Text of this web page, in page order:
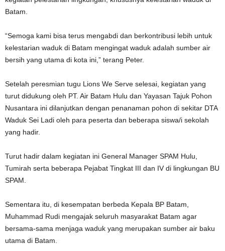
Batam.
“Semoga kami bisa terus mengabdi dan berkontribusi lebih untuk
kelestarian waduk di Batam mengingat waduk adalah sumber air
bersih yang utama di kota ini,” terang Peter.
Setelah peresmian tugu Lions We Serve selesai, kegiatan yang
turut didukung oleh PT. Air Batam Hulu dan Yayasan Tajuk Pohon
Nusantara ini dilanjutkan dengan penanaman pohon di sekitar DTA
Waduk Sei Ladi oleh para peserta dan beberapa siswa/i sekolah
yang hadir.
Turut hadir dalam kegiatan ini General Manager SPAM Hulu,
Tumirah serta beberapa Pejabat Tingkat III dan IV di lingkungan BU
SPAM.
Sementara itu, di kesempatan berbeda Kepala BP Batam,
Muhammad Rudi mengajak seluruh masyarakat Batam agar
bersama-sama menjaga waduk yang merupakan sumber air baku
utama di Batam.